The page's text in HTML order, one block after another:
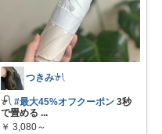
つきみ𓍯
𓍯 #最大45%オフクーポン 3秒
で畳める ...
￥ 3,080～